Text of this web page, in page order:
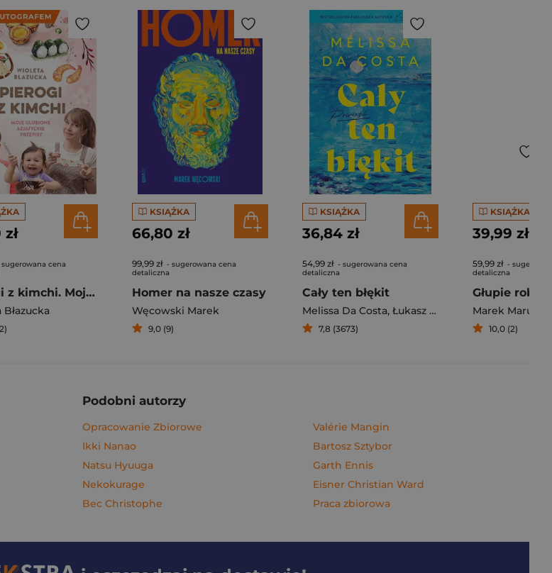
sugerowana cena
Pierogi z kimchi. Moje ulubione azjatyckie przepisy - książka z autografem
KSIĄŻKA
66,80 zł
99,99 zł - sugerowana cena
detaliczna
Homer na nasze czasy
Węcowski Marek
9,0 (9)
KSIĄŻKA
36,84 zł
54,99 zł - sugerowana cena
detaliczna
Cały ten błękit
Melissa Da Costa, Łukasz Müller
7,8 (3673)
KSIĄŻKA
39,99 zł
59,99 zł -
detaliczna
Marek
10,0 (2)
Podobni autorzy
Opracowanie Zbiorowe
Ikki Nanao
Natsu Hyuuga
Nekokurage
Bec Christophe
Valérie Mangin
Bartosz Sztybor
Garth Ennis
Eisner Christian Ward
Praca zbiorowa